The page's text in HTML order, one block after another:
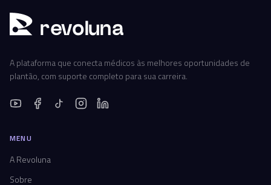
revoluna
A plataforma que conecta médicos às melhores oportunidades de
plantão, com suporte completo para sua carreira.
MENU
A Revoluna
Sobre